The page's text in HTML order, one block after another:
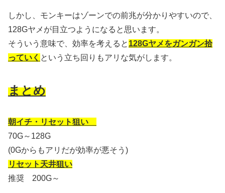
しかし、モンキーはゾーンでの前兆が分かりやすいので、
128Gヤメが目立つようになると思います。
そういう意味で、効率を考えると 128Gヤメをガンガン拾
っていく という立ち回りもアリな気がします。
まとめ
朝イチ・リセット狙い
70G～128G
(0Gからもアリだが効率が悪そう)
リセット天井狙い
推奨 200G～